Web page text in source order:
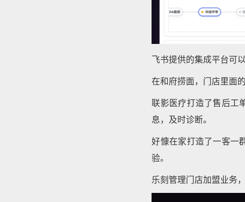
飞书提供的集成平台可
在和府捞面，门店里面
联影医疗打造了售后工
息，及时诊断。
好慷在家打造了一客一
验。
乐刻管理门店加盟业务